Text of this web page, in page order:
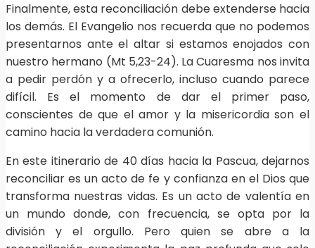
Finalmente, esta reconciliación debe extenderse hacia
los demás. El Evangelio nos recuerda que no podemos
presentarnos ante el altar si estamos enojados con
nuestro hermano (Mt 5,23-24). La Cuaresma nos invita
a pedir perdón y a ofrecerlo, incluso cuando parece
difícil. Es el momento de dar el primer paso,
conscientes de que el amor y la misericordia son el
camino hacia la verdadera comunión.
En este itinerario de 40 días hacia la Pascua, dejarnos
reconciliar es un acto de fe y confianza en el Dios que
transforma nuestras vidas. Es un acto de valentía en
un mundo donde, con frecuencia, se opta por la
división y el orgullo. Pero quien se abre a la